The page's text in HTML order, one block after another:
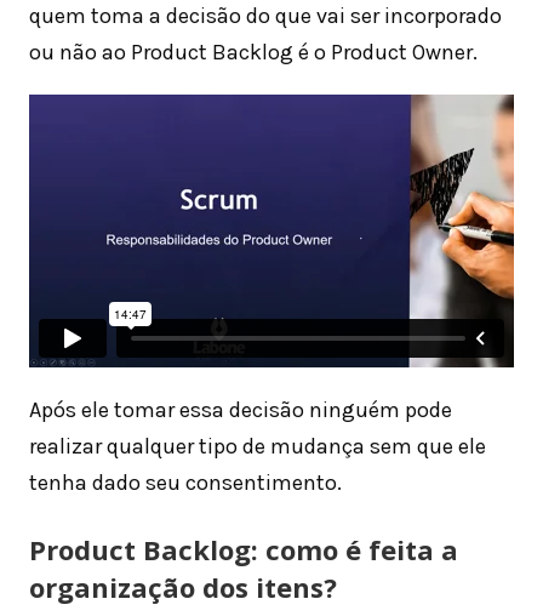
quem toma a decisão do que vai ser incorporado
ou não ao Product Backlog é o Product Owner.
Após ele tomar essa decisão ninguém pode
realizar qualquer tipo de mudança sem que ele
tenha dado seu consentimento.
Product Backlog: como é feita a
organização dos itens?